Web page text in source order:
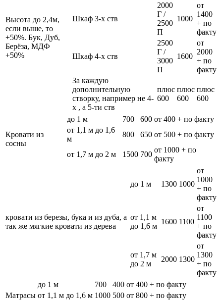
Высота до 2,4м,
если выше, то
+50%. Бук, Дуб,
Берёза, МДФ
+50%
Шкаф 3-х ств
2000
Г /
2500
П
1000
от
1400
+ по
факту
Шкаф 4-х ств
2500
Г /
3000
П
1600
от
2000
+ по
факту
За каждую
дополнительную
створку, например не 4-
х , а 5-ти ств
плюс
600
плюс
600
плюс
600
Кровати из
сосны
до 1 м 700 600 от 400 + по факту
от 1,1 м до 1,6
м
800 650 от 500 + по факту
от 1,7 м до 2 м 1500 700
от 1000 + по
факту
кровати из березы, бука и из дуба, а
так же мягкие кровати из дерева
до 1 м 1300 1000
от
1000
+ по
факту
от 1,1 м
до 1,6 м
1600 1100
от
1100
+ по
факту
от 1,7 м
до 2 м
2000 1300
от
1300
+ по
факту
Матрасы
до 1 м 700 400 от 400 + по факту
от 1,1 м до 1,6 м 1000 500 от 800 + по факту